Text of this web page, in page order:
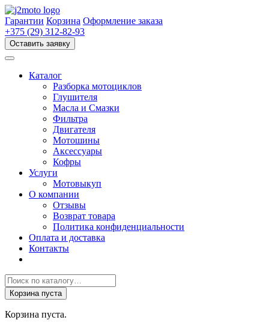
Перейти
к
содержимому
Гарантии Корзина Оформление заказа
+375 (29) 312-82-93
Оставить заявку
Каталог
Разборка мотоциклов
Глушителя
Масла и Смазки
Фильтра
Двигателя
Мотошины
Аксессуары
Кофры
Услуги
Мотовыкуп
О компании
Отзывы
Возврат товара
Политика конфиденциальности
Оплата и доставка
Контакты
Поиск
товаров
Корзина пуста
Корзина пуста.